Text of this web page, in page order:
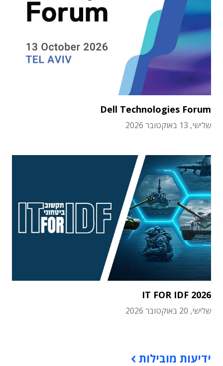
Dell Technologies Forum
שלישי, 13 באוקטובר 2026
IT FOR IDF 2026
שלישי, 20 באוקטובר 2026
ידיעות מובילות